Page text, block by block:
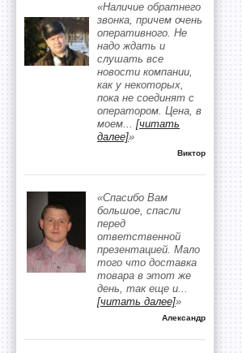
«Наличие обратнего
звонка, причем очень
оперативного. Не
надо ждать и
слушать все
новости компании,
как у некоторых,
пока не соединят с
оператором. Цена, в
моем... [читать
далее]»
Виктор
«Спасибо Вам
большое, спасли
перед
ответственной
презентацией. Мало
того что доставка
товара в этот же
день, так еще и...
[читать далее]»
Александр